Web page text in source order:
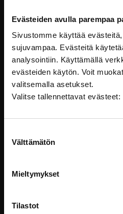
Evästeiden avulla parempaa
Sivustomme käyttää
sujuvampaa. Evästeitä
analysointiin. Käyttämällä
evästeiden käytön. Voit
valitsemalla asetukset.
Valitse tallennettavat evästeet:
valinta
Välttämätön
Mieltymykset
Tilastot
Kohti osallistavampia
Onko sinulla kokemusta
osallistujat jäävät